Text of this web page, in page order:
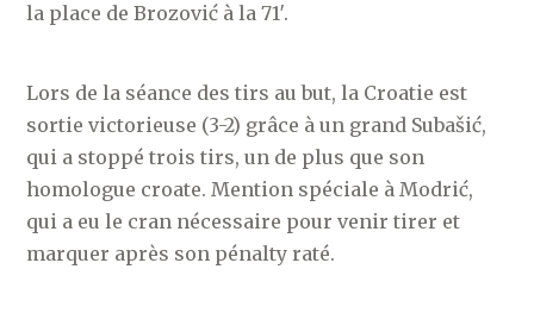
la place de Brozović à la 71′.
Lors de la séance des tirs au but, la Croatie est
sortie victorieuse (3-2) grâce à un grand Subašić,
qui a stoppé trois tirs, un de plus que son
homologue croate. Mention spéciale à Modrić,
qui a eu le cran nécessaire pour venir tirer et
marquer après son pénalty raté.